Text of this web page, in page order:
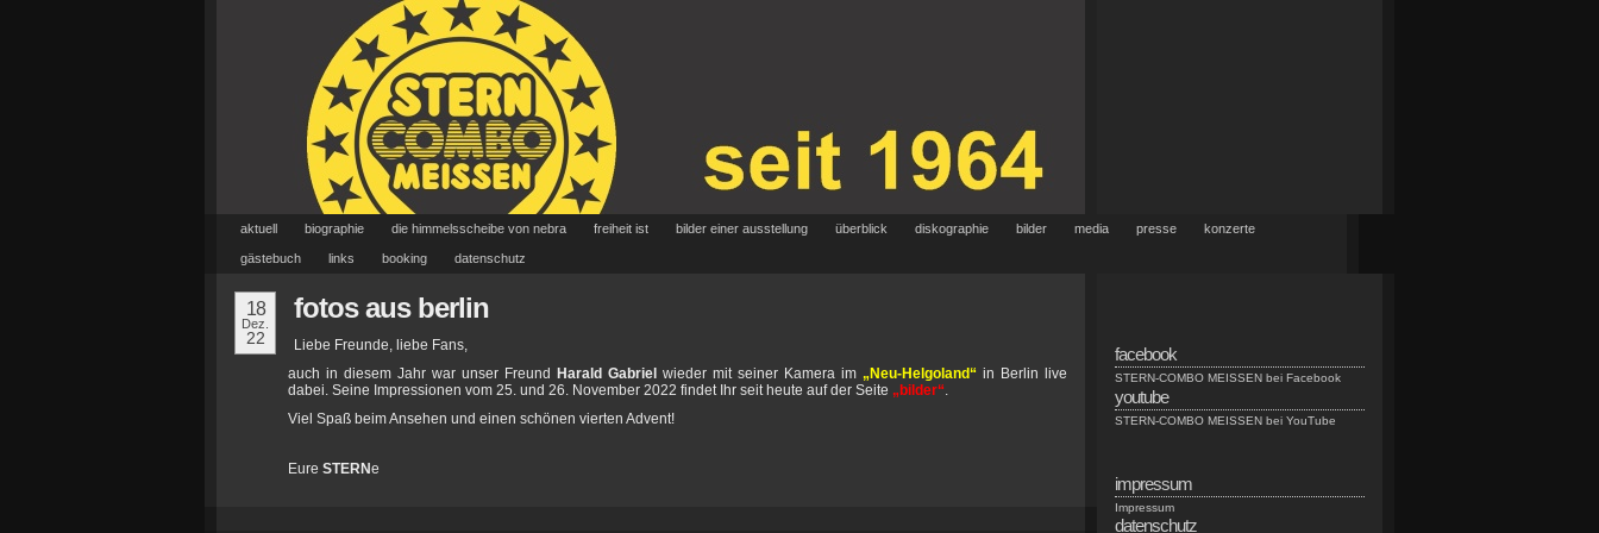
aktuell biographie die himmelsscheibe von nebra freiheit ist bilder einer ausstellung überblick diskographie bilder media presse konzerte
gästebuch links booking datenschutz
18
Dez.
22
fotos aus berlin
Liebe Freunde, liebe Fans,
auch in diesem Jahr war unser Freund
Harald Gabriel wieder mit seiner Kamera im „Neu-Helgoland“ in Berlin live
dabei. Seine Impressionen vom 25. und 26. November 2022 findet Ihr seit heute auf der Seite „bilder“.
Viel Spaß beim Ansehen und einen schönen vierten Advent!
Eure STERNe
facebook
STERN-COMBO MEISSEN bei Facebook
youtube
STERN-COMBO MEISSEN bei YouTube
impressum
Impressum
datenschutz